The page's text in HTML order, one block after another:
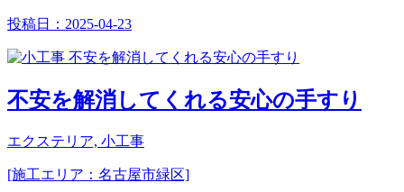
投稿日： 2025-04-23
不安を解消してくれる安心の手すり
エクステリア, 小工事
[施工エリア：名古屋市緑区]